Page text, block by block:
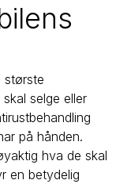
største
selge eller
på hånden.
hva de skal
en betydelig